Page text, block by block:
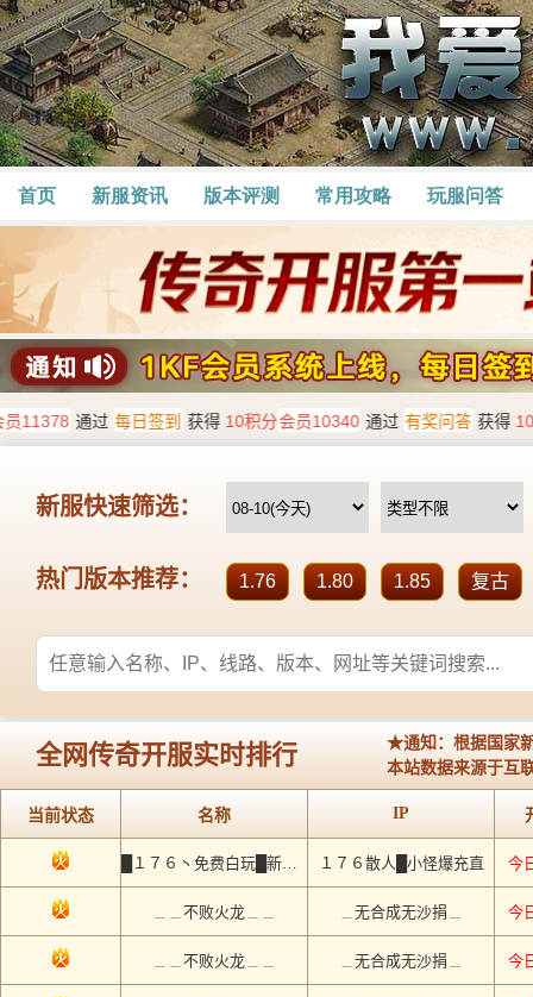
首页 新服资讯 版本评测 常用攻略 玩服问答